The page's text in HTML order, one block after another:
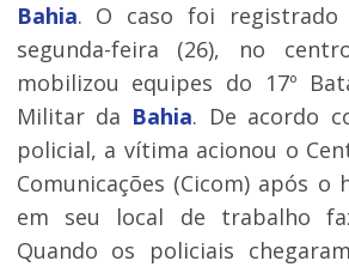
Bahia. O caso foi
segunda-feira (26), no
mobilizou equipes do 17º
Militar da Bahia. De acordo
policial, a vítima acionou o
Comunicações (Cicom) após o
em seu local de trabalho
Quando os policiais